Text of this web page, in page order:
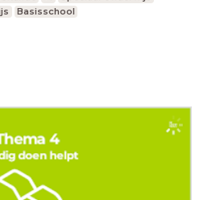
Basisschool